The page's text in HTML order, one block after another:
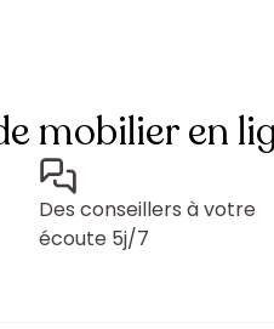
mobilier en
Des conseillers à votre
écoute 5j/7